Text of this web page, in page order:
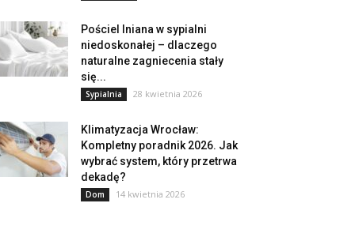
Pościel lniana w sypialni
niedoskonałej – dlaczego
naturalne zagniecenia stały
się...
Sypialnia 28 kwietnia 2026
Klimatyzacja Wrocław:
Kompletny poradnik 2026. Jak
wybrać system, który przetrwa
dekadę?
Dom 14 kwietnia 2026